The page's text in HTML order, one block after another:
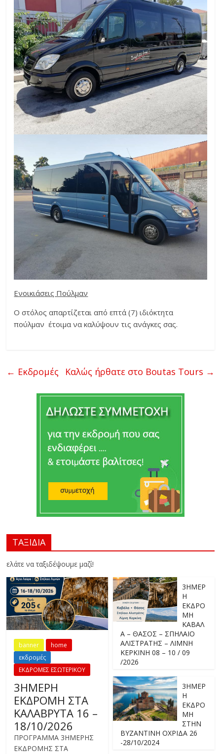
Ενοικιάσεις Πούλμαν
Ο στόλος απαρτίζεται από επτά (7) ιδιόκτητα
πούλμαν έτοιμα να καλύψουν τις ανάγκες σας.
← Εκδρομές Καλώς ήρθατε στο Boutas Tours →
ΤΑΞΙΔΙΑ
ελάτε να ταξιδέψουμε μαζί!
banner
home
εκδρομές
ΕΚΔΡΟΜΕΣ ΕΣΩΤΕΡΙΚΟΥ
3ΗΜΕΡΗ
ΕΚΔΡΟΜΗ ΣΤΑ
ΚΑΛΑΒΡΥΤΑ 16 –
18/10/2026
ΠΡΟΓΡΑΜΜΑ 3ΗΜΕΡΗΣ
ΕΚΔΡΟΜΗΣ ΣΤΑ
3ΗΜΕΡ
Η
ΕΚΔΡΟ
ΜΗ
ΚΑΒΑΛ
Α – ΘΑΣΟΣ – ΣΠΗΛΑΙΟ
ΑΛΙΣΤΡΑΤΗΣ – ΛΙΜΝΗ
ΚΕΡΚΙΝΗ 08 – 10 / 09
/2026
3ΗΜΕΡ
Η
ΕΚΔΡΟ
ΜΗ
ΣΤΗΝ
ΒΥΖΑΝΤΙΝΗ ΟΧΡΙΔΑ 26
-28/10/2024